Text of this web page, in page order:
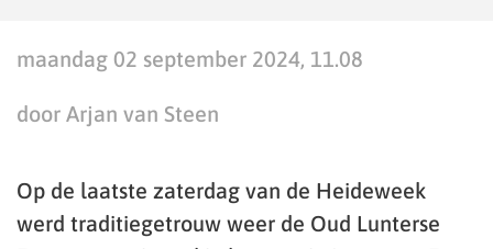
maandag 02 september 2024, 11.08
door Arjan van Steen
Op de laatste zaterdag van de Heideweek
werd traditiegetrouw weer de Oud Lunterse